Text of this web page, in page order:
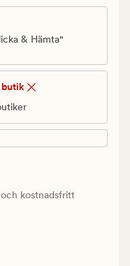
& Hämta"
butik
kostnadsfritt